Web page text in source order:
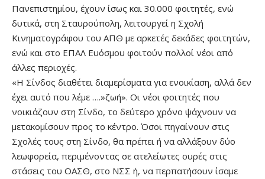
Πανεπιστημίου, έχουν ίσως και 30.000 φοιτητές, ενώ
δυτικά, στη Σταυρούπολη, λειτουργεί η Σχολή
Κινηματογράφου του ΑΠΘ με αρκετές δεκάδες φοιτητών,
ενώ και στο ΕΠΑΛ Ευόσμου φοιτούν πολλοί νέοι από
άλλες περιοχές.
«Η Σίνδος διαθέτει διαμερίσματα για ενοικίαση, αλλά δεν
έχει αυτό που λέμε ….»ζωή». Οι νέοι φοιτητές που
νοικιάζουν στη Σίνδο, το δεύτερο χρόνο ψάχνουν να
μετακομίσουν προς το κέντρο. Όσοι πηγαίνουν στις
Σχολές τους στη Σίνδο, θα πρέπει ή να αλλάξουν δύο
λεωφορεία, περιμένοντας σε ατελείωτες ουρές στις
στάσεις του ΟΑΣΘ, στο ΝΣΣ ή, να περπατήσουν ίσαμε